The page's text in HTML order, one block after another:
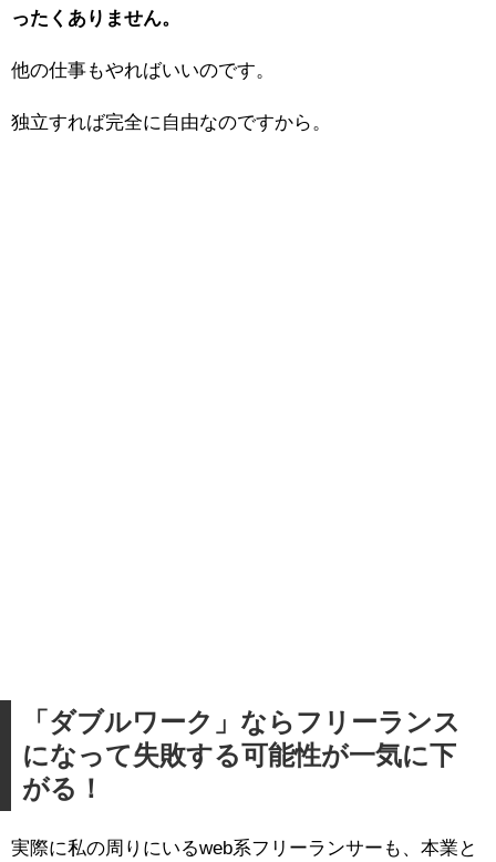
ったくありません。
他の仕事もやればいいのです。
独立すれば完全に自由なのですから。
「ダブルワーク」ならフリーランス
になって失敗する可能性が一気に下
がる！
実際に私の周りにいるweb系フリーランサーも、本業と